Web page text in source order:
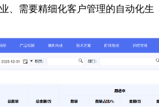
、需要精细化客户管理的自动化生